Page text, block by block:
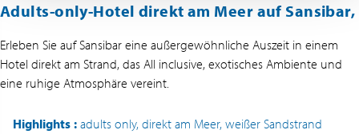
Adults-only-Hotel direkt am Meer auf Sansibar,
Erleben Sie auf Sansibar eine außergewöhnliche Auszeit in einem
Hotel direkt am Strand, das All inclusive, exotisches Ambiente und
eine ruhige Atmosphäre vereint.
Highlights : adults only, direkt am Meer, weißer Sandstrand